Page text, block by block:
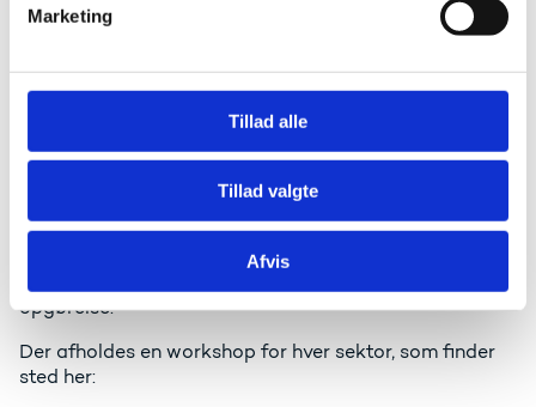
Marketing
Tillad alle
Tillad valgte
Afvis
uddannelsesinstitutioner til workshops om opgørelse
af omkostninger på delformål – part II i efteråret 2023.
Formålet med workshopsene er at få et fælles og
tværgående blik på de delformålsdata for 2022
(pilotår), som institutionerne indberettede til styrelsen
den 2. juni 2023. Fokus er på at forbedre
opgørelse.
Der afholdes en workshop for hver sektor, som finder
sted her: